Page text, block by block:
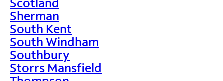
Sherman
South Kent
South Windham
Southbury
Storrs Mansfield